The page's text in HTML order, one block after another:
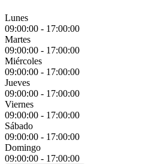
Lunes
09:00:00 - 17:00:00
Martes
09:00:00 - 17:00:00
Miércoles
09:00:00 - 17:00:00
Jueves
09:00:00 - 17:00:00
Viernes
09:00:00 - 17:00:00
Sábado
09:00:00 - 17:00:00
Domingo
09:00:00 - 17:00:00